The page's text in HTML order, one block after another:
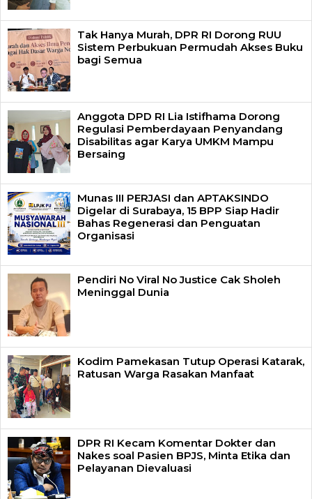
Tak Hanya Murah, DPR RI Dorong RUU
Sistem Perbukuan Permudah Akses Buku
bagi Semua
Anggota DPD RI Lia Istifhama Dorong
Regulasi Pemberdayaan Penyandang
Disabilitas agar Karya UMKM Mampu
Bersaing
Munas III PERJASI dan APTAKSINDO
Digelar di Surabaya, 15 BPP Siap Hadir
Bahas Regenerasi dan Penguatan
Organisasi
Pendiri No Viral No Justice Cak Sholeh
Meninggal Dunia
Kodim Pamekasan Tutup Operasi Katarak,
Ratusan Warga Rasakan Manfaat
DPR RI Kecam Komentar Dokter dan
Nakes soal Pasien BPJS, Minta Etika dan
Pelayanan Dievaluasi